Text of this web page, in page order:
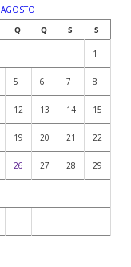
AGOSTO
Q Q S S
1
5 6 7 8
12 13 14 15
19 20 21 22
26 27 28 29